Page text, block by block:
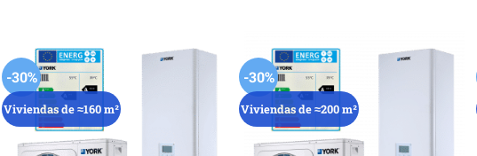
-30%
Viviendas de ≈160 m²
-30%
Viviendas de ≈200 m²